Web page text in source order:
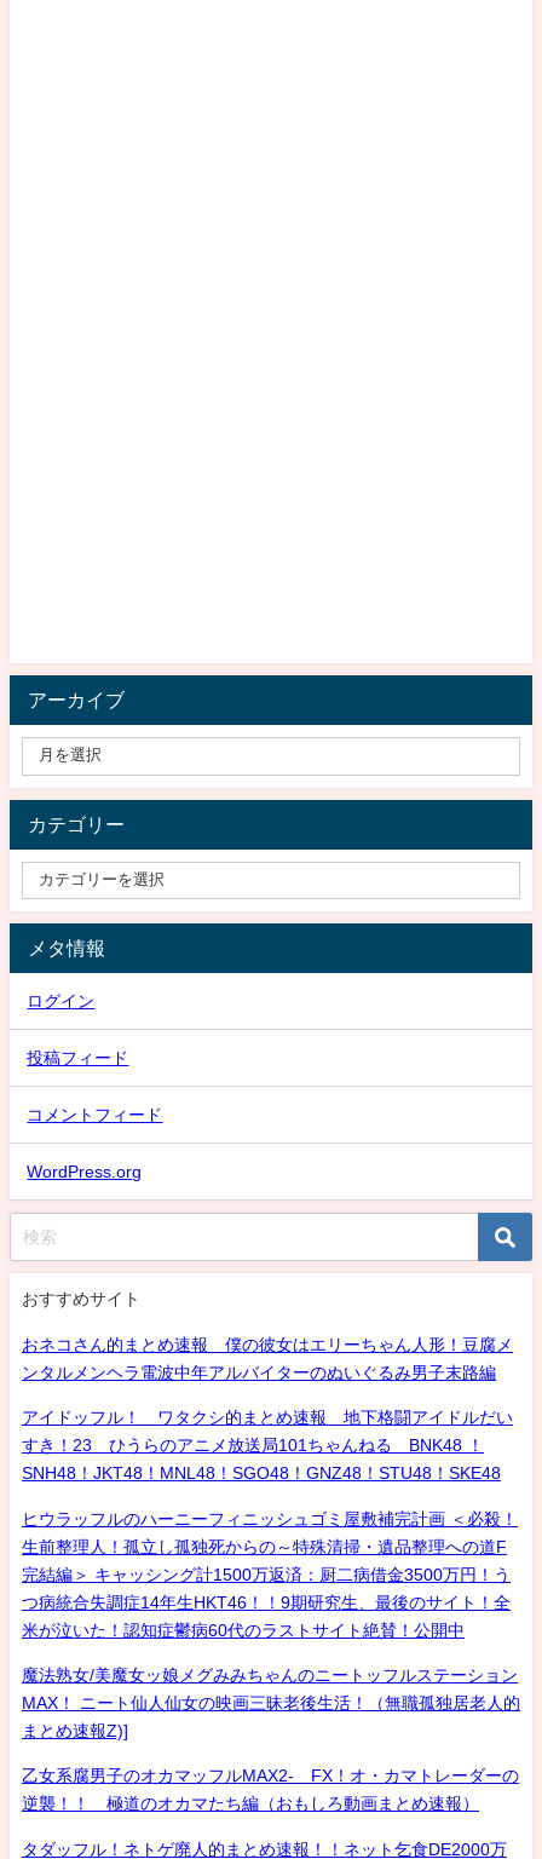
アーカイブ
カテゴリー
メタ情報
ログイン
投稿フィード
コメントフィード
WordPress.org
おすすめサイト
おネコさん的まとめ速報 僕の彼女はエリーちゃん人形！豆腐メ
ンタルメンヘラ電波中年アルバイターのぬいぐるみ男子末路編
アイドッフル！ ワタクシ的まとめ速報 地下格闘アイドルだい
すき！23 ひうらのアニメ放送局101ちゃんねる BNK48 ！
SNH48！JKT48！MNL48！SGO48！GNZ48！STU48！SKE48
ヒウラッフルのハーニーフィニッシュゴミ屋敷補完計画 ＜必殺！
生前整理人！孤立し孤独死からの～特殊清掃・遺品整理への道F
完結編＞ キャッシング計1500万返済：厨二病借金3500万円！う
つ病統合失調症14年生HKT46！！9期研究生、最後のサイト！全
米が泣いた！認知症鬱病60代のラストサイト絶賛！公開中
魔法熟女/美魔女ッ娘メグみみちゃんのニートッフルステーション
MAX！ ニート仙人仙女の映画三昧老後生活！（無職孤独居老人的
まとめ速報Z)]
乙女系腐男子のオカマッフルMAX2- FX！オ・カマトレーダーの
逆襲！！ 極道のオカマたち編（おもしろ動画まとめ速報）
タダッフル！ネトゲ廃人的まとめ速報！！ネット乞食DE2000万